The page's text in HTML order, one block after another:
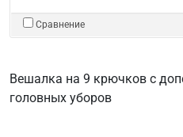
Сравнение
Вешалка на 9 крючков с
головных уборов